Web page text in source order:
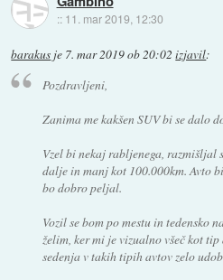
:: 11. mar 2019, 12:30
barakus je 7. mar 2019 ob 20:02 izjavil:
Pozdravljeni,
Zanima me kakšen SUV bi se dalo
Vzel bi nekaj rabljenega, razmišljal
dalje in manj kot 100.000km. Avto
bo dobro peljal.
Vozil se bom po mestu in tedensko
želim, ker mi je vizualno všeč kot
sedenja v takih tipih avtov zelo